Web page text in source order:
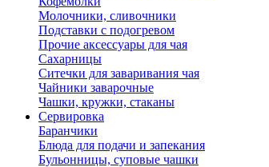
Молочники, сливочники
Подставки с подогревом
Прочие аксессуары для чая
Сахарницы
Ситечки для заваривания чая
Чайники заварочные
Чашки, кружки, стаканы
Сервировка
Баранчики
Блюда для подачи и запекания
Бульонницы, суповые чашки